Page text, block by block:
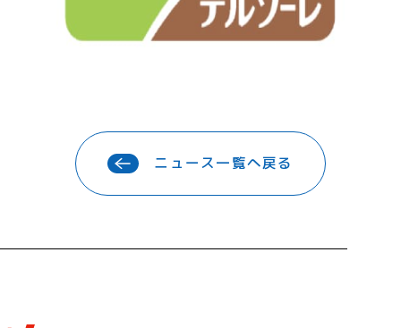
ニュース一覧へ戻る